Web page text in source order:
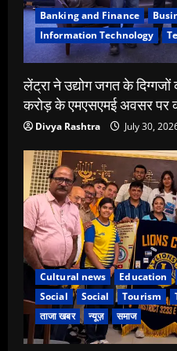
Banking and Finance
Information Technology
लेंट्रा ने उद्योग जगत के
करोड़ के एमएसएमई अवसर पर
Divya Rashtra July 30,
Cultural news Education
Social
Social Tourism
ताजा खबर
न्यूज़ समाज